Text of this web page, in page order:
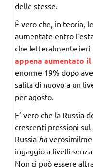
delle stesse.
È vero che, in teoria,
aumentate entro
che letteralmente ieri
appena aumentato
enorme 19% dopo
salita di nuovo a un
per agosto.
E’ vero che la Russia
crescenti pressioni
Russia ha
ingaggio a livelli
Non ci può essere